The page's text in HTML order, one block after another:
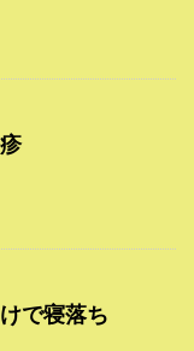
で寝落ち